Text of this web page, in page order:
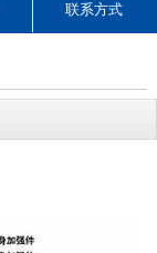
联系方式